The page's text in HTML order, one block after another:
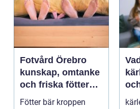
Fotvård Örebro
kunskap, omtanke
och friska fötter
året runt
Fötter bär kroppen